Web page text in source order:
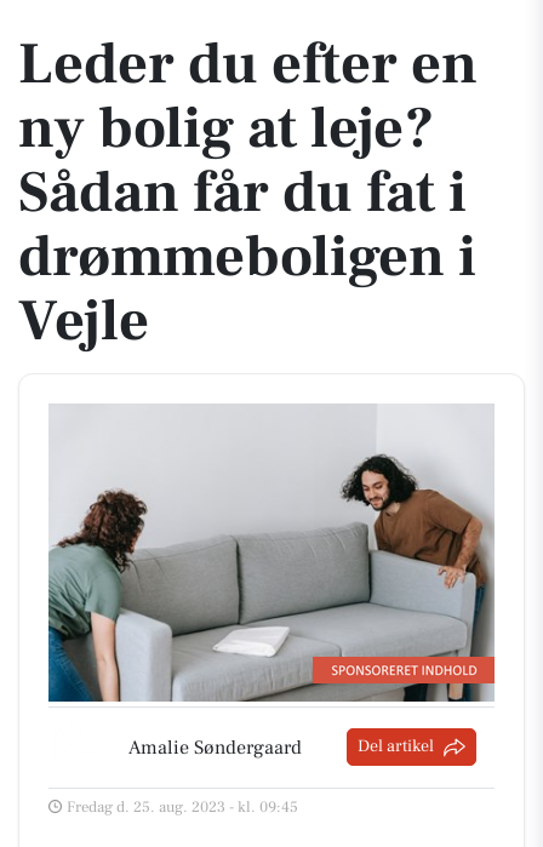
Leder du efter en
ny bolig at leje?
Sådan får du fat i
drømmeboligen i
Vejle
Amalie Søndergaard Del artikel
Fredag d. 25. aug. 2023 - kl. 09:45